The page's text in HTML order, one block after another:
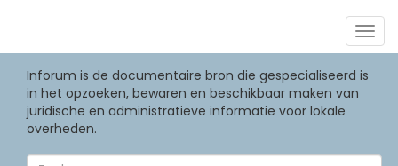
Inforum is de documentaire bron die gespecialiseerd is
in het opzoeken, bewaren en beschikbaar maken van
juridische en administratieve informatie voor lokale
overheden.